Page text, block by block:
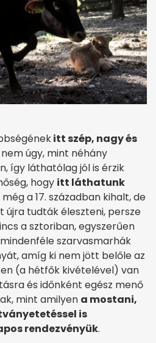
itt szép, nagy és
nem úgy, mint néhány
így láthatólag jól is érzik
hogy itt láthatunk
a 17. században kihalt, de
újra tudták éleszteni, persze
a sztoriban, egyszerűen
szarvasmarhák
amíg ki nem jött belőle az
(a hétfők kivételével) van
és időnként egész menő
mint amilyen a mostani,
is
rendezvényük.